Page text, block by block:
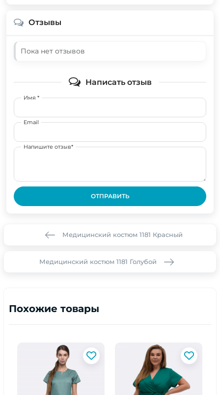
Отзывы
Пока нет отзывов
Написать отзыв
Имя *
Email
Напишите отзыв*
ОТПРАВИТЬ
Медицинский костюм 1181 Красный
Медицинский костюм 1181 Голубой
Похожие товары